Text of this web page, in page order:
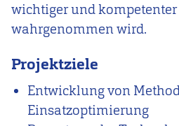
wichtiger und
wahrgenommen wird.
Projektziele
Entwicklung von
Einsatzoptimierung